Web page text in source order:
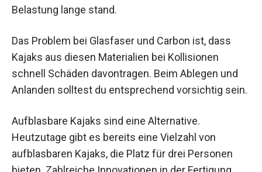
Belastung lange stand.
Das Problem bei Glasfaser und Carbon ist, dass
Kajaks aus diesen Materialien bei Kollisionen
schnell Schäden davontragen. Beim Ablegen und
Anlanden solltest du entsprechend vorsichtig sein.
Aufblasbare Kajaks sind eine Alternative.
Heutzutage gibt es bereits eine Vielzahl von
aufblasbaren Kajaks, die Platz für drei Personen